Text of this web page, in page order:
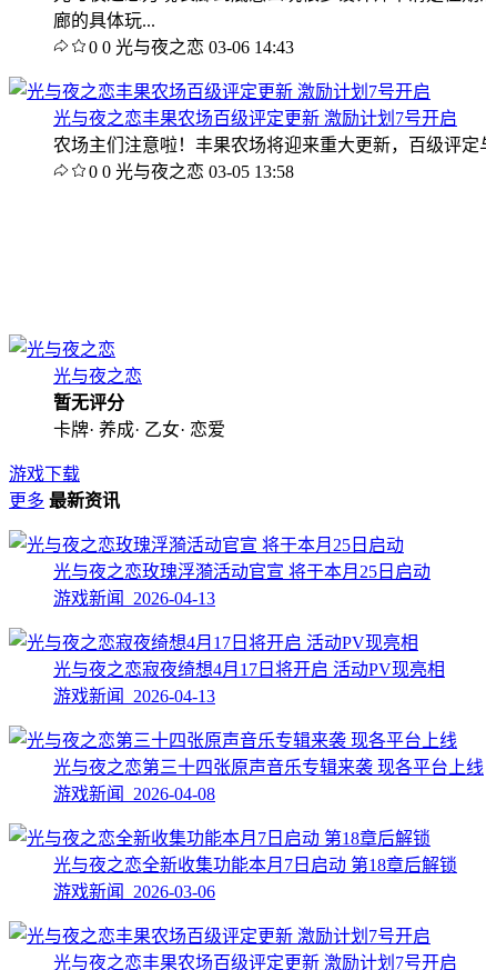
廊的具体玩...
0 0 光与夜之恋 03-06 14:43
光与夜之恋丰果农场百级评定更新 激励计划7号开启
农场主们注意啦！丰果农场将迎来重大更新，百级评
0 0 光与夜之恋 03-05 13:58
光与夜之恋
暂无评分
卡牌· 养成· 乙女· 恋爱
游戏下载
更多 最新资讯
光与夜之恋玫瑰浮漪活动官宣 将于本月25日启动
游戏新闻 2026-04-13
光与夜之恋寂夜绮想4月17日将开启 活动PV现亮相
游戏新闻 2026-04-13
光与夜之恋第三十四张原声音乐专辑来袭 现各平台上线
游戏新闻 2026-04-08
光与夜之恋全新收集功能本月7日启动 第18章后解锁
游戏新闻 2026-03-06
光与夜之恋丰果农场百级评定更新 激励计划7号开启